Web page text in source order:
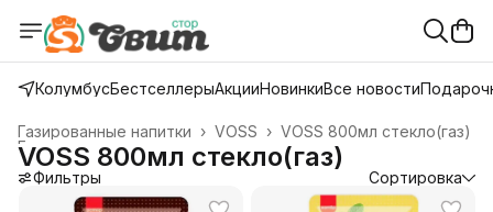
КолумбусБестселлерыАкцииНовинкиВсе новости
VOSS 800мл стекло(газ)
VOSS ›
Газированные напитки ›
Главная ›
VOSS 800мл стекло(газ)
Фильтры Сортировка